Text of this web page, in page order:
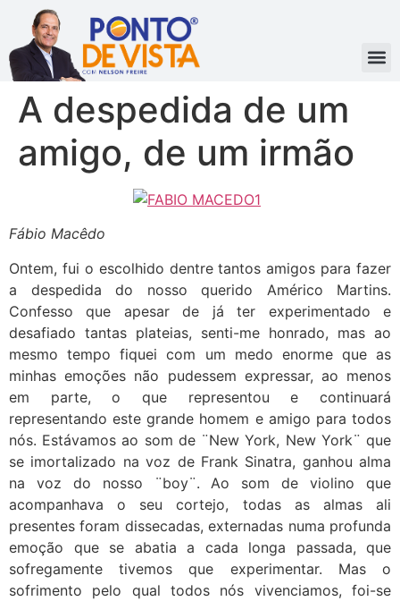
A despedida de um
amigo, de um irmão
Fábio Macêdo
Ontem, fui o escolhido dentre tantos amigos para fazer
a despedida do nosso querido Américo Martins.
Confesso que apesar de já ter experimentado e
desafiado tantas plateias, senti-me honrado, mas ao
mesmo tempo fiquei com um medo enorme que as
minhas emoções não pudessem expressar, ao menos
em parte, o que representou e continuará
representando este grande homem e amigo para todos
nós. Estávamos ao som de ¨New York, New York¨ que
se imortalizado na voz de Frank Sinatra, ganhou alma
na voz do nosso ¨boy¨. Ao som de violino que
acompanhava o seu cortejo, todas as almas ali
presentes foram dissecadas, externadas numa profunda
emoção que se abatia a cada longa passada, que
sofregamente tivemos que experimentar. Mas o
sofrimento pelo qual todos nós vivenciamos, foi-se